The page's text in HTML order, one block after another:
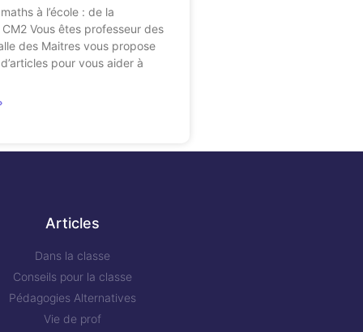
à l’école : de la
Vous êtes professeur des
des Maitres vous propose
pour vous aider à
Articles
Dans la classe
Conseils pour la classe
Pédagogies Alternatives
Vie de prof